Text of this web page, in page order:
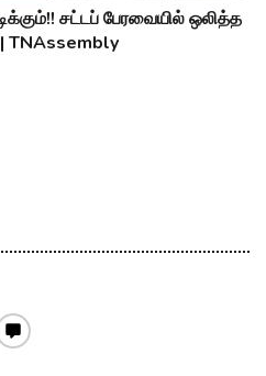
சட்டப் பேரவையில் ஒலித்த
| TNAssembly